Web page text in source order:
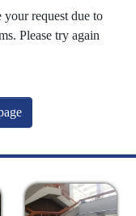
request due to
Please try again